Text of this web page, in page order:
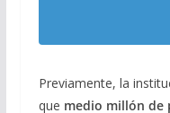
Previamente, la
que medio millón de